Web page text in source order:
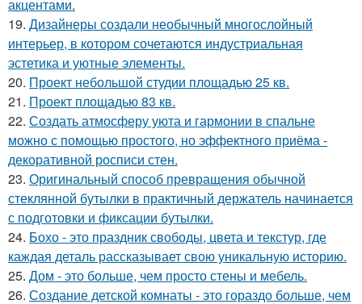
акцентами.
19. Дизайнеры создали необычный многослойный
интерьер, в котором сочетаются индустриальная
эстетика и уютные элементы.
20. Проект небольшой студии площадью 25 кв.
21. Проект площадью 83 кв.
22. Создать атмосферу уюта и гармонии в спальне
можно с помощью простого, но эффектного приёма -
декоративной росписи стен.
23. Оригинальный способ превращения обычной
стеклянной бутылки в практичный держатель начинается
с подготовки и фиксации бутылки.
24. Бохо - это праздник свободы, цвета и текстур, где
каждая деталь рассказывает свою уникальную историю.
25. Дом - это больше, чем просто стены и мебель.
26. Создание детской комнаты - это гораздо больше, чем